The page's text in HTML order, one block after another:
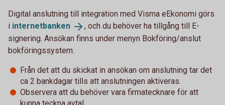
Digital anslutning till integration med Visma eEkonomi görs
i internetbanken
, och du behöver ha tillgång till E-
signering. Ansökan finns under menyn Bokföring/anslut
bokföringssystem.
Från det att du skickat in ansökan om anslutning tar det
ca 2 bankdagar tills att anslutningen aktiveras.
Observera att du behöver vara firmatecknare för att